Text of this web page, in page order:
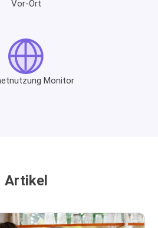
Vor-Ort
Monitor
Artikel